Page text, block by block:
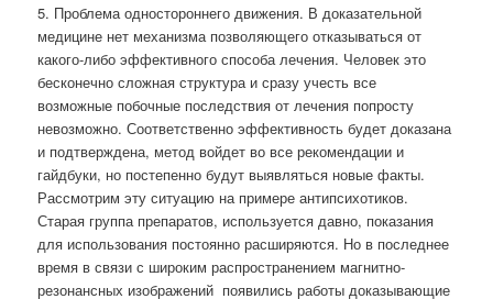
5. Проблема одностороннего движения. В доказательной
медицине нет механизма позволяющего отказываться от
какого-либо эффективного способа лечения. Человек это
бесконечно сложная структура и сразу учесть все
возможные побочные последствия от лечения попросту
невозможно. Соответственно эффективность будет доказана
и подтверждена, метод войдет во все рекомендации и
гайдбуки, но постепенно будут выявляться новые факты.
Рассмотрим эту ситуацию на примере антипсихотиков.
Старая группа препаратов, используется давно, показания
для использования постоянно расширяются. Но в последнее
время в связи с широким распространением магнитно-
резонансных изображений появились работы доказывающие